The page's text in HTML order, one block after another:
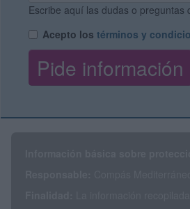
Escribe aquí las dudas o
Acepto los términos y